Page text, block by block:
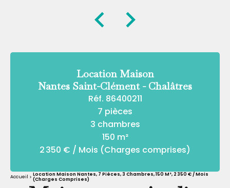
Location Maison
Nantes Saint-Clément - Chalâtres
Réf. 86400211
7 pièces
3 chambres
150 m²
2 350 € / Mois (Charges comprises)
Accueil
Location Maison Nantes, 7 Pièces, 3 Chambres, 150 M², 2 350 € / Mois
(Charges Comprises)